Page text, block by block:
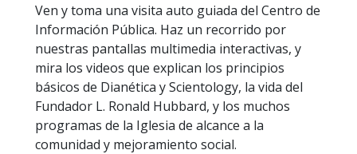
Ven y toma una visita auto guiada del Centro de
Información Pública. Haz un recorrido por
nuestras pantallas multimedia interactivas, y
mira los videos que explican los principios
básicos de Dianética y Scientology, la vida del
Fundador L. Ronald Hubbard, y los muchos
programas de la Iglesia de alcance a la
comunidad y mejoramiento social.